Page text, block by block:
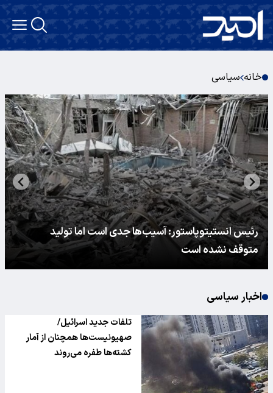
خانه سیاسی
رئیس انستیتوپاستور: آسیب‌ها جدی است اما تولید
متوقف نشده است
اخبار سیاسی
تلفات جدید اسرائیل/
صهیونیست‌ها همچنان از آمار
کشته‌ها طفره می‌روند